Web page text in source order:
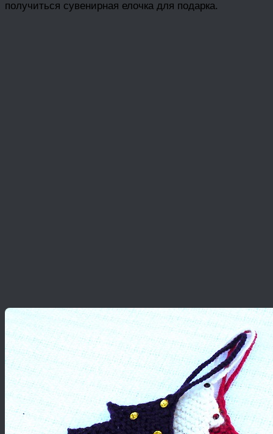
получиться сувенирная елочка для подарка.